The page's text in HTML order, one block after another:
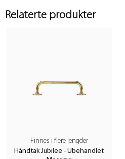
Relaterte produkter
Finnes i flere lengder
Håndtak Jubilee - Ubehandlet